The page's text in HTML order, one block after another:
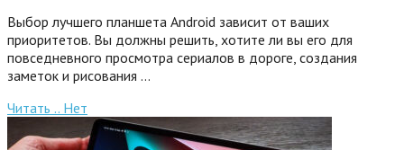
Выбор лучшего планшета Android зависит от ваших
приоритетов. Вы должны решить, хотите ли вы его для
повседневного просмотра сериалов в дороге, создания
заметок и рисования …
Читать .. Нет